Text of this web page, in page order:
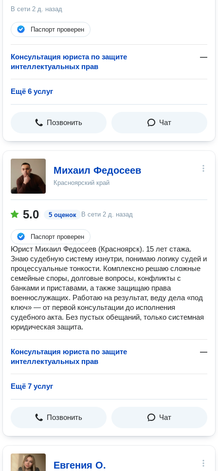
В сети 2 д. назад
Паспорт проверен
Консультация юриста по защите
интеллектуальных прав
—
Ещё 6 услуг
Позвонить Чат
Михаил Федосеев
Красноярский край
5.0 5 оценок В сети 2 д. назад
Паспорт проверен
Юрист Михаил Федосеев (Красноярск). 15 лет стажа.
Знаю судебную систему изнутри, понимаю логику судей и
процессуальные тонкости. Комплексно решаю сложные
семейные споры, долговые вопросы, конфликты с
банками и приставами, а также защищаю права
военнослужащих. Работаю на результат, веду дела «под
ключ» — от первой консультации до исполнения
судебного акта. Без пустых обещаний, только системная
юридическая защита.
Консультация юриста по защите
интеллектуальных прав
—
Ещё 7 услуг
Позвонить Чат
Евгения О.